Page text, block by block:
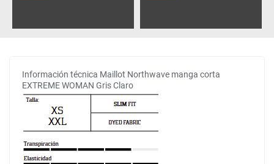
Información técnica Maillot Northwave manga corta
EXTREME WOMAN Gris Claro